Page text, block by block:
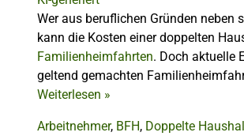
Wer aus beruflichen Gründen
kann die Kosten einer doppelten
Familienheimfahrten. Doch aktuelle
geltend gemachten
Weiterlesen »
Arbeitnehmer, BFH, Doppelte